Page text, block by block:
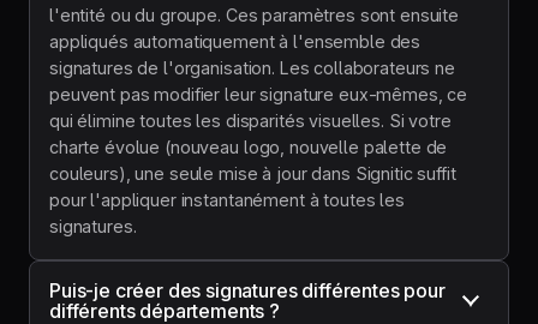
l'entité ou du groupe. Ces paramètres sont ensuite
appliqués automatiquement à l'ensemble des
signatures de l'organisation. Les collaborateurs ne
peuvent pas modifier leur signature eux-mêmes, ce
qui élimine toutes les disparités visuelles. Si votre
charte évolue (nouveau logo, nouvelle palette de
couleurs), une seule mise à jour dans Signitic suffit
pour l'appliquer instantanément à toutes les
signatures.
Puis-je créer des signatures différentes pour
différents départements ?